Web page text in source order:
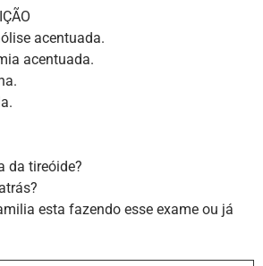
acentuada.
acentuada.
da tireóide?
esta fazendo esse exame ou já